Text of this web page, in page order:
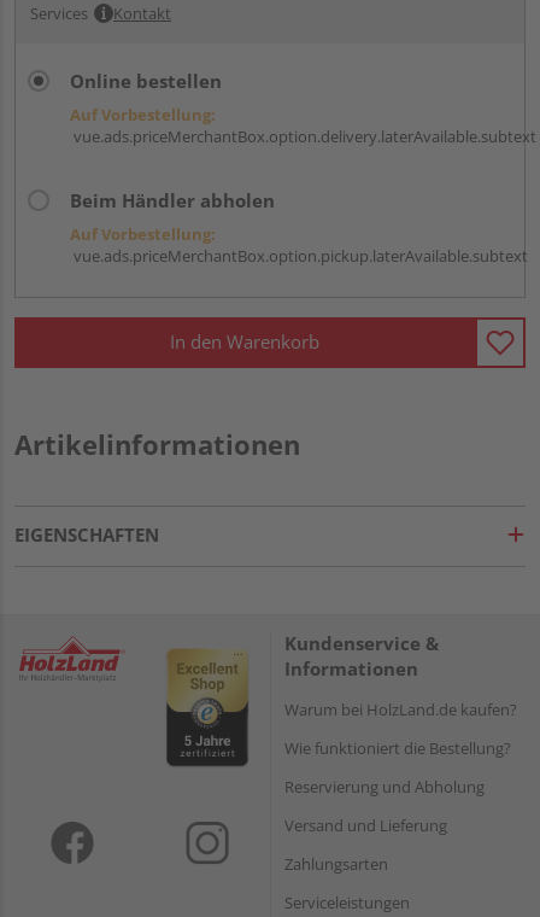
Services Kontakt
Online bestellen
Auf Vorbestellung:
vue.ads.priceMerchantBox.option.delivery.laterAvailable.subtext
Beim Händler abholen
Auf Vorbestellung:
vue.ads.priceMerchantBox.option.pickup.laterAvailable.subtext
In den Warenkorb
Artikelinformationen
EIGENSCHAFTEN
Kundenservice &
Informationen
Warum bei HolzLand.de kaufen?
Wie funktioniert die Bestellung?
Reservierung und Abholung
Versand und Lieferung
Zahlungsarten
Serviceleistungen